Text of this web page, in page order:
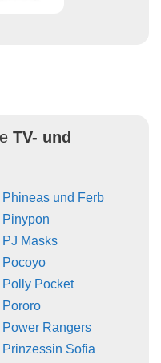
TV- und
Phineas und Ferb
Pinypon
PJ Masks
Pocoyo
Polly Pocket
Pororo
Power Rangers
Prinzessin Sofia